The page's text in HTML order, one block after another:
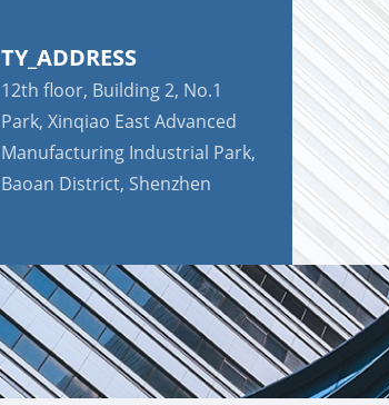
TY_ADDRESS
12th floor, Building 2, No.1
Park, Xinqiao East Advanced
Manufacturing Industrial Park,
Baoan District, Shenzhen